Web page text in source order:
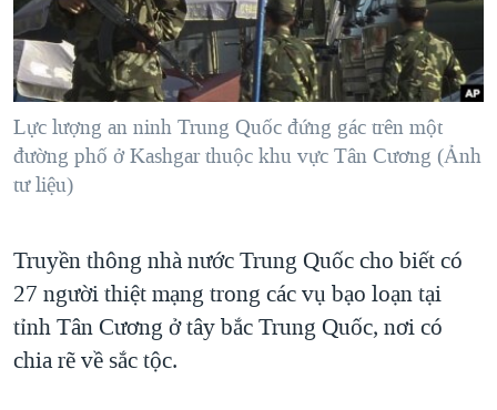
"Tìm"NGƯỜI VIỆT HẢI NGOẠI
ĐỜI SỐNG
KINH TẾ
KHOA HỌC
SỨC KHOẺ
THỂ THAO
GIÁO DỤC
TẠI
HÀNH TRÌNH BẦU CỬ 2024
MỘT NĂM CHIẾN TRANH TẠI DẢI GAZA
GIẢI MÃ VÀNH ĐAI & CON ĐƯỜNG
NGÀY TỊ NẠN THẾ GIỚI
CHI PHÍ CHIẾN TRANH AFGHANISTAN
CÁC GIÁ TRỊ CỘNG HÒA Ở VIỆT NAM
THƯỢNG ĐỈNH TRUMP-KIM TẠI VIỆT NAM
VIDEO
NGHE
MẠNG XÃ HỘI
Lực lượng an ninh Trung Quốc đứng gác trên một
đường phố ở Kashgar thuộc khu vực Tân Cương (Ảnh
tư liệu)
Truyền thông nhà nước Trung Quốc cho biết có
27 người thiệt mạng trong các vụ bạo loạn tại
tỉnh Tân Cương ở tây bắc Trung Quốc, nơi có
chia rẽ về sắc tộc.